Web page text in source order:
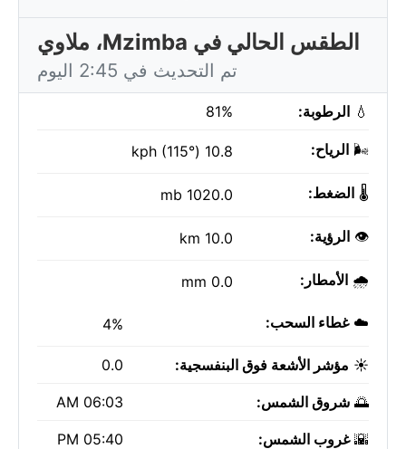
الطقس الحالي في Mzimba، ملاوي
تم التحديث في 2:45 اليوم
💧 الرطوبة: 81%
🌬️ الرياح: 10.8 kph (115°)
🌡️ الضغط: 1020.0 mb
👁️ الرؤية: 10.0 km
🌧️ الأمطار: 0.0 mm
☁️غطاء السحب: 4%
☀️ مؤشر الأشعة فوق البنفسجية: 0.0
🌅 شروق الشمس: 06:03 AM
🌇غروب الشمس: 05:40 PM